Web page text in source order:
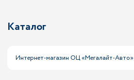
Каталог
Интернет-магазин ОЦ «Мегалайт-Авто»